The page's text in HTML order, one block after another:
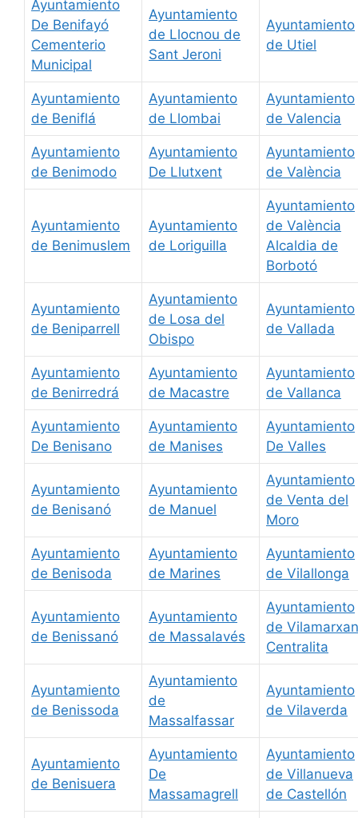
Ayuntamiento
De Benifayó
Cementerio
Municipal
Ayuntamiento
de Llocnou de
Sant Jeroni
Ayuntamiento
de Utiel
Ayuntamiento
de Beniflá
Ayuntamiento
de Llombai
Ayuntamiento
de Valencia
Ayuntamiento
de Benimodo
Ayuntamiento
De Llutxent
Ayuntamiento
de València
Ayuntamiento
de Benimuslem
Ayuntamiento
de Loriguilla
Ayuntamiento
de València
Alcaldia de
Borbotó
Ayuntamiento
de Beniparrell
Ayuntamiento
de Losa del
Obispo
Ayuntamiento
de Vallada
Ayuntamiento
de Benirredrá
Ayuntamiento
de Macastre
Ayuntamiento
de Vallanca
Ayuntamiento
De Benisano
Ayuntamiento
de Manises
Ayuntamiento
De Valles
Ayuntamiento
de Benisanó
Ayuntamiento
de Manuel
Ayuntamiento
de Venta del
Moro
Ayuntamiento
de Benisoda
Ayuntamiento
de Marines
Ayuntamiento
de Vilallonga
Ayuntamiento
de Benissanó
Ayuntamiento
de Massalavés
Ayuntamiento
de
Centralita
Ayuntamiento
de Benissoda
Ayuntamiento
de
Massalfassar
Ayuntamiento
de Vilaverda
Ayuntamiento
de Benisuera
Ayuntamiento
De
Massamagrell
Ayuntamiento
de Villanueva
de Castellón